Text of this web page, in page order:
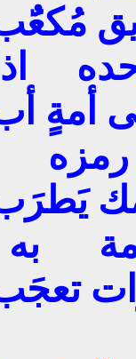
اذا
أمةٍ
رمزه